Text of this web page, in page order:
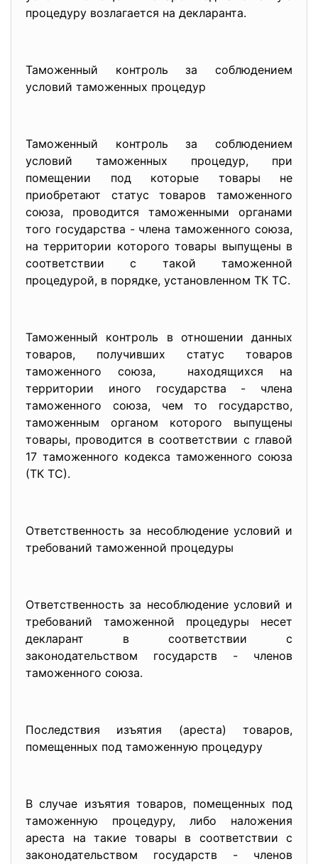
процедуру возлагается на декларанта.
Таможенный контроль за соблюдением
условий таможенных процедур
Таможенный контроль за соблюдением
условий таможенных процедур, при
помещении под которые товары не
приобретают статус товаров таможенного
союза, проводится таможенными органами
того государства - члена таможенного союза,
на территории которого товары выпущены в
соответствии с такой таможенной
процедурой, в порядке, установленном ТК ТС.
Таможенный контроль в отношении данных
товаров, получивших статус товаров
таможенного союза, находящихся на
территории иного государства - члена
таможенного союза, чем то государство,
таможенным органом которого выпущены
товары, проводится в соответствии с главой
17 таможенного кодекса таможенного союза
(ТК ТС).
Ответственность за несоблюдение условий и
требований таможенной процедуры
Ответственность за несоблюдение условий и
требований таможенной процедуры несет
декларант в соответствии с
законодательством государств - членов
таможенного союза.
Последствия изъятия (ареста) товаров,
помещенных под таможенную процедуру
В случае изъятия товаров, помещенных под
таможенную процедуру, либо наложения
ареста на такие товары в соответствии с
законодательством государств - членов